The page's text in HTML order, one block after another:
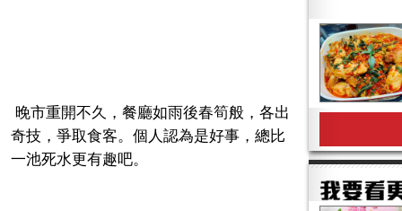
晚市重開不久，餐廳如雨後春筍般，各出
奇技，爭取食客。個人認為是好事，總比
一池死水更有趣吧。